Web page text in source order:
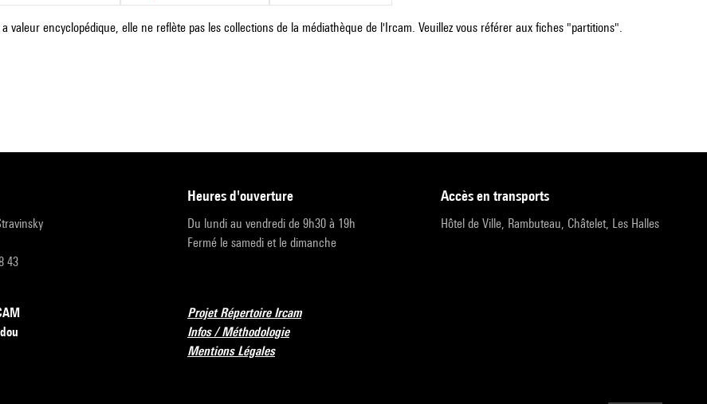
valeur encyclopédique, elle ne reflète pas les collections de la médiathèque de l'Ircam. Veuillez vous référer aux fiches "partitions".
43
heures d'ouverture
Du lundi au vendredi de 9h30 à 19h
Fermé le samedi et le dimanche
accès en transports
Hôtel de Ville, Rambuteau, Châtelet, Les Halles
Projet Répertoire Ircam
Infos / Méthodologie
Mentions Légales